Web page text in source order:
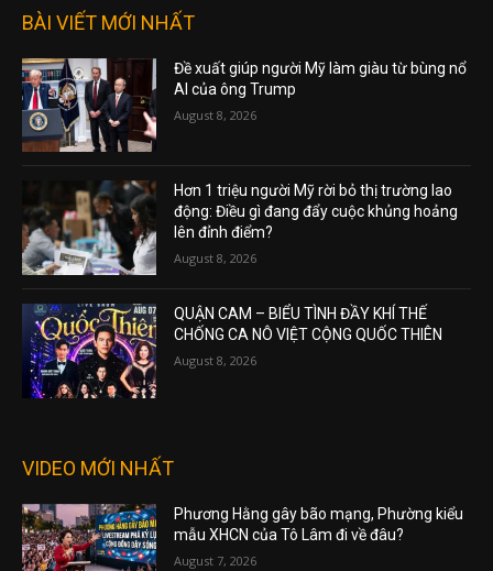
BÀI VIẾT MỚI NHẤT
Đề xuất giúp người Mỹ làm giàu từ bùng nổ
AI của ông Trump
August 8, 2026
Hơn 1 triệu người Mỹ rời bỏ thị trường lao
động: Điều gì đang đẩy cuộc khủng hoảng
lên đỉnh điểm?
August 8, 2026
QUẬN CAM – BIỂU TÌNH ĐẦY KHÍ THẾ
CHỐNG CA NÔ VIỆT CỘNG QUỐC THIÊN
August 8, 2026
VIDEO MỚI NHẤT
Phương Hằng gây bão mạng, Phường kiểu
mẫu XHCN của Tô Lâm đi về đâu?
August 7, 2026